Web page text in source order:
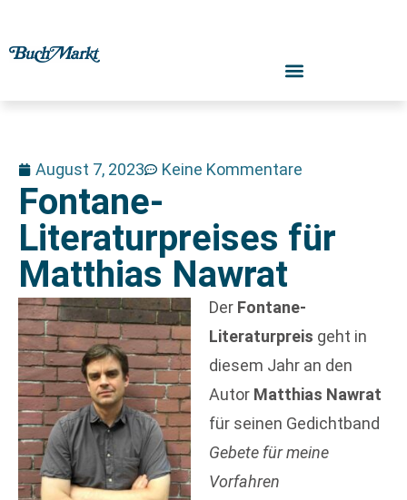
August 7, 2023 Keine Kommentare
Fontane-
Literaturpreises für
Matthias Nawrat
Der Fontane-
Literaturpreis geht in
diesem Jahr an den
Autor Matthias Nawrat
für seinen Gedichtband
Gebete für meine
Vorfahren